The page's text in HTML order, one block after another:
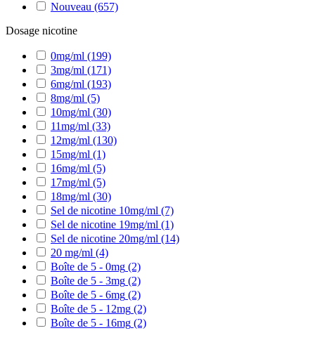
Nouveau (657)
Dosage nicotine
0mg/ml (199)
3mg/ml (171)
6mg/ml (193)
8mg/ml (5)
10mg/ml (30)
11mg/ml (33)
12mg/ml (130)
15mg/ml (1)
16mg/ml (5)
17mg/ml (5)
18mg/ml (30)
Sel de nicotine 10mg/ml (7)
Sel de nicotine 19mg/ml (1)
Sel de nicotine 20mg/ml (14)
20 mg/ml (4)
Boîte de 5 - 0mg (2)
Boîte de 5 - 3mg (2)
Boîte de 5 - 6mg (2)
Boîte de 5 - 12mg (2)
Boîte de 5 - 16mg (2)